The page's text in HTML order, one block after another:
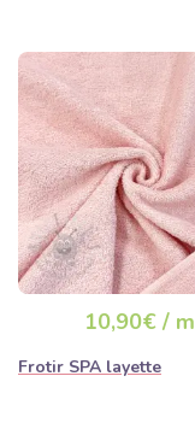
10,90€ / m
Frotir SPA layette